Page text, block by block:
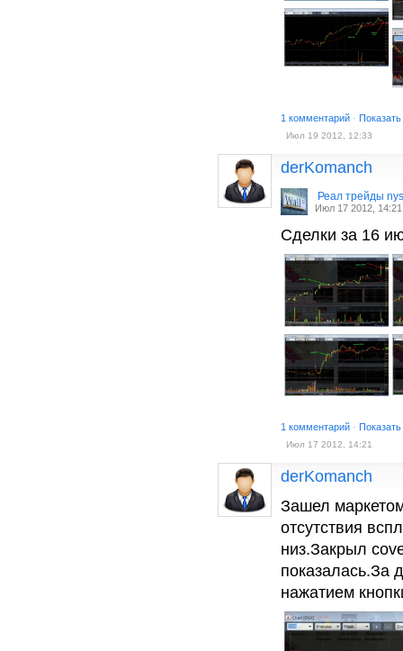
1 комментарий ·
Июл 19 2012, 12:33
derKomanch
Реал трейды
Июл 17 2012, 14:21
Сделки за 16
1 комментарий ·
Июл 17 2012, 14:21
derKomanch
Зашел
отсутствия
низ.Закрыл
показалась.За
нажатием